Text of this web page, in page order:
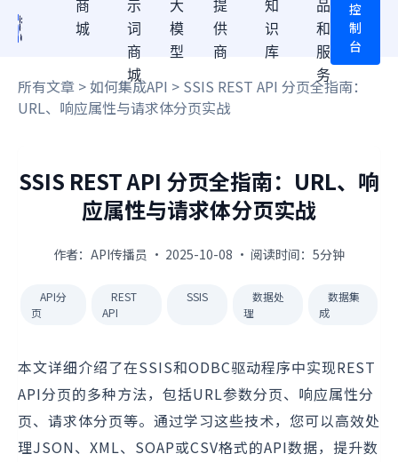
商
城
示
词
商
城
大
模
型
提
供
商
知
识
库
品
和
服
务
控
制
台
所有文章 >如何集成API > SSIS REST API 分页全指南：
URL、响应属性与请求体分页实战
SSIS REST API 分页全指南：URL、响
应属性与请求体分页实战
作者：API传播员 · 2025-10-08 · 阅读时间：5分钟
API分
页
REST
API
SSIS
数据处
理
数据集
成
本文详细介绍了在SSIS和ODBC驱动程序中实现REST
API分页的多种方法，包括URL参数分页、响应属性分
页、请求体分页等。通过学习这些技术，您可以高效处
理JSON、XML、SOAP或CSV格式的API数据，提升数